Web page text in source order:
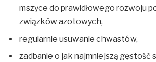
mszyce do prawidłowego rozwoju
związków azotowych,
regularnie usuwanie chwastów,
zadbanie o jak najmniejszą gęstość